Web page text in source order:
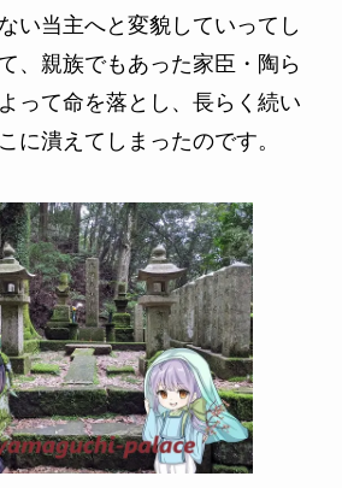
い当主へと変貌していってし
、親族でもあった家臣・陶ら
って命を落とし、長らく続い
に潰えてしまったのです。